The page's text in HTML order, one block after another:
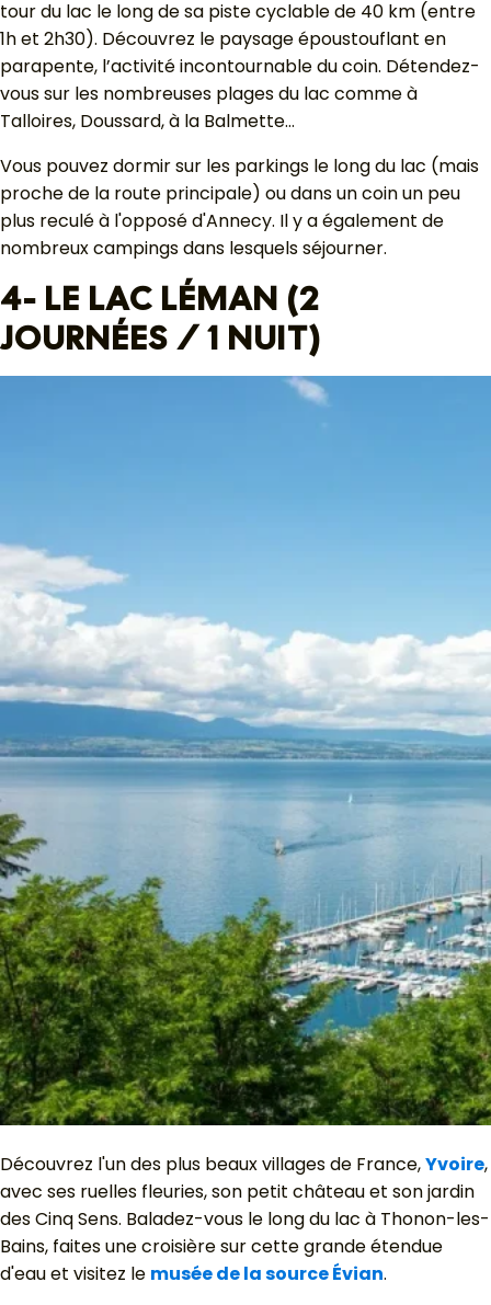
tour du lac le long de sa piste cyclable de 40 km (entre
1h et 2h30). Découvrez le paysage époustouflant en
parapente, l’activité incontournable du coin. Détendez-
vous sur les nombreuses plages du lac comme à
Talloires, Doussard, à la Balmette…
Vous pouvez dormir sur les parkings le long du lac (mais
proche de la route principale) ou dans un coin un peu
plus reculé à l'opposé d'Annecy. Il y a également de
nombreux campings dans lesquels séjourner.
4- LE LAC LÉMAN (2
JOURNÉES / 1 NUIT)
Découvrez l'un des plus beaux villages de France,Yvoire,
avec ses ruelles fleuries, son petit château et son jardin
des Cinq Sens. Baladez-vous le long du lac à Thonon-les-
Bains, faites une croisière sur cette grande étendue
d'eau et visitez le musée de la source Évian.